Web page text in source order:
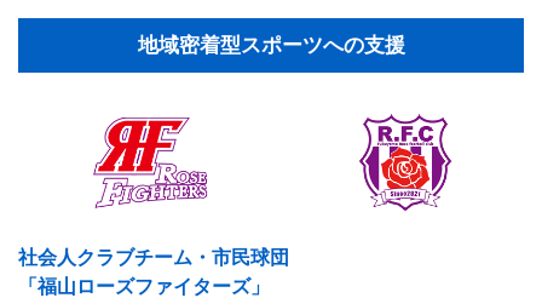
地域密着型スポーツへの支援
社会人クラブチーム・市民球団
「福山ローズファイターズ」